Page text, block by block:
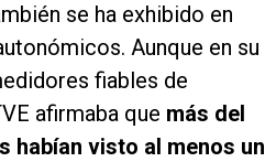
se ha exhibido en
Aunque en su
fiables de
afirmaba que más del
habían visto al menos un